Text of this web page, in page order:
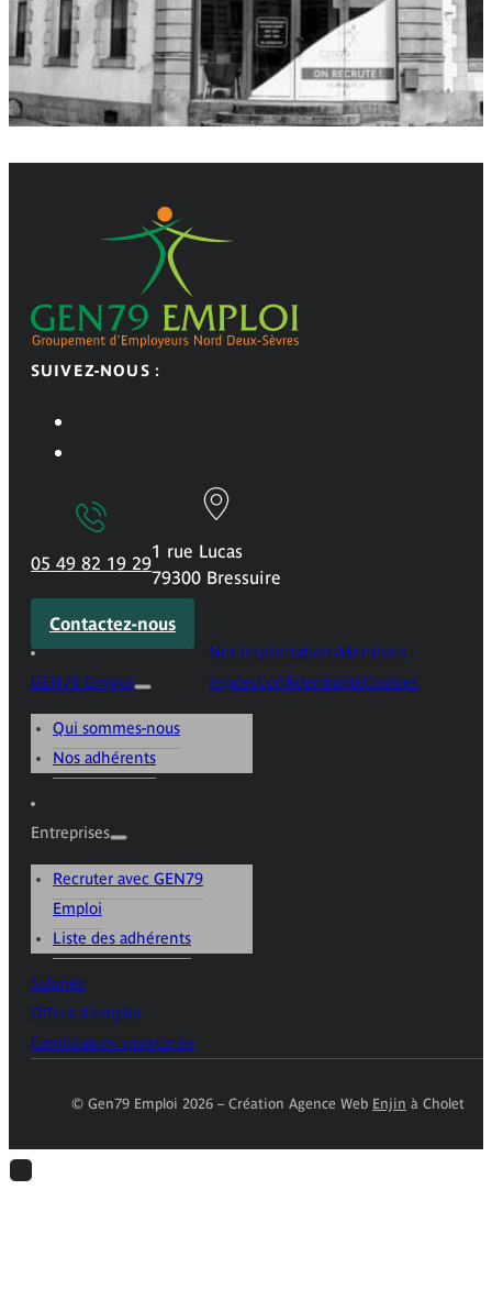
SUIVEZ-NOUS :
05 49 82 19 29
1 rue Lucas
79300 Bressuire
Contactez-nous
GEN79 Emploi
Qui sommes-nous
Nos adhérents
Entreprises
Recruter avec GEN79
Emploi
Liste des adhérents
Salariés
Offres d'emploi
Candidature spontanée
Nos implantationsMentions
légalesConfidentialitéCookies
© Gen79 Emploi 2026 – Création Agence Web Enjin à Cholet